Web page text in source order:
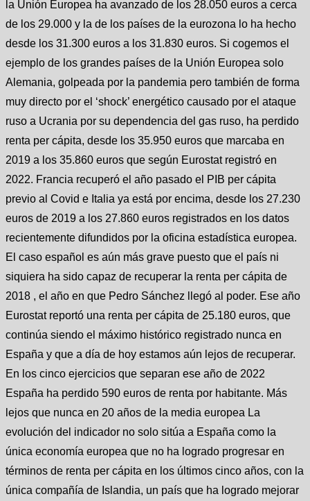
la Unión Europea ha avanzado de los 28.050 euros a cerca
de los 29.000 y la de los países de la eurozona lo ha hecho
desde los 31.300 euros a los 31.830 euros. Si cogemos el
ejemplo de los grandes países de la Unión Europea solo
Alemania, golpeada por la pandemia pero también de forma
muy directo por el ‘shock’ energético causado por el ataque
ruso a Ucrania por su dependencia del gas ruso, ha perdido
renta per cápita, desde los 35.950 euros que marcaba en
2019 a los 35.860 euros que según Eurostat registró en
2022. Francia recuperó el año pasado el PIB per cápita
previo al Covid e Italia ya está por encima, desde los 27.230
euros de 2019 a los 27.860 euros registrados en los datos
recientemente difundidos por la oficina estadística europea.
El caso español es aún más grave puesto que el país ni
siquiera ha sido capaz de recuperar la renta per cápita de
2018 , el año en que Pedro Sánchez llegó al poder. Ese año
Eurostat reportó una renta per cápita de 25.180 euros, que
continúa siendo el máximo histórico registrado nunca en
España y que a día de hoy estamos aún lejos de recuperar.
En los cinco ejercicios que separan ese año de 2022
España ha perdido 590 euros de renta por habitante. Más
lejos que nunca en 20 años de la media europea La
evolución del indicador no solo sitúa a España como la
única economía europea que no ha logrado progresar en
términos de renta per cápita en los últimos cinco años, con la
única compañía de Islandia, un país que ha logrado mejorar